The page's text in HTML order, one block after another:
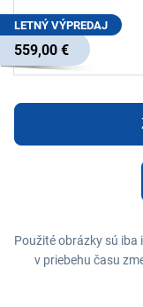
LETNÝ VÝPREDAJ
559,00 €
Použité obrázky sú iba
v priebehu času